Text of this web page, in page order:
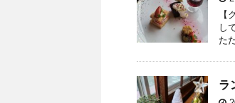
【
し
た
ラ